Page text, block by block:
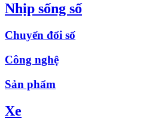
Nhịp sống số
Chuyển đổi số
Công nghệ
Sản phẩm
Xe